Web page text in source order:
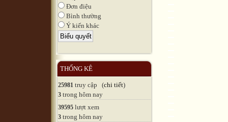
Đơn điệu
Bình thường
Ý kiến khác
THỐNG KÊ
25981 truy cập (chi tiết)
3 trong hôm nay
39595 lượt xem
3 trong hôm nay